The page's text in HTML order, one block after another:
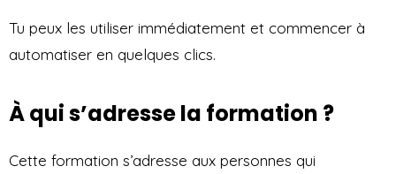
Tu peux les utiliser immédiatement et commencer à
automatiser en quelques clics.
À qui s’adresse la formation ?
Cette formation s’adresse aux personnes qui